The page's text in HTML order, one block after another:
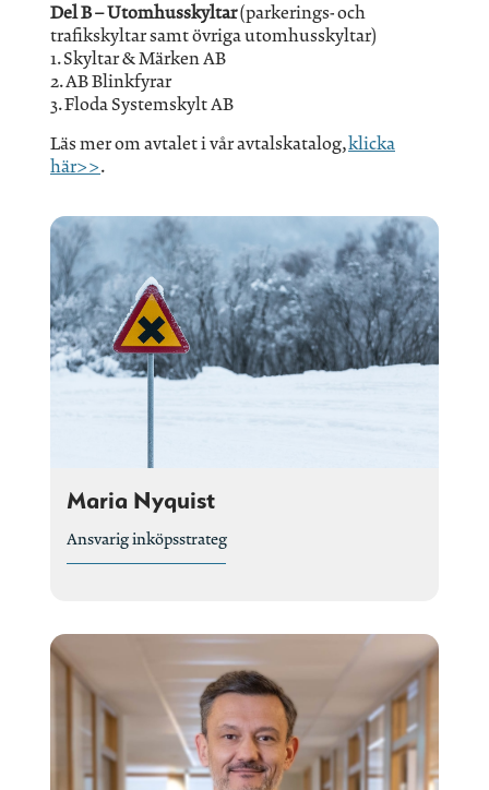
Del B – Utomhusskyltar(parkerings- och
trafikskyltar samt övriga utomhusskyltar)
1. Skyltar & Märken AB
2. AB Blinkfyrar
3. Floda Systemskylt AB
Läs mer om avtalet i vår avtalskatalog,klicka
här>>.
Maria Nyquist
Ansvarig inköpsstrateg